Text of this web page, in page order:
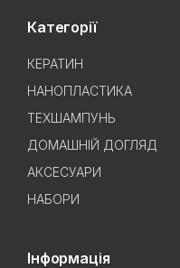
Категорії
КЕРАТИН
НАНОПЛАСТИКА
ТЕХШАМПУНЬ
ДОМАШНІЙ ДОГЛЯД
АКСЕСУАРИ
НАБОРИ
Інформація